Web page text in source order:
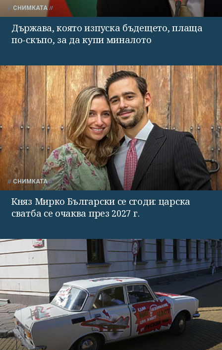
СНИМКАТА
Държава, която изпуска бъдещето, плаща
по-скъпо, за да купи миналото
СНИМКАТА
Княз Мирко Български се сгоди: царска
сватба се очаква през 2027 г.